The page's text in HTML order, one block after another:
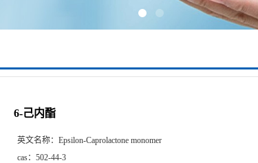
6-己内酯
英文名称： Epsilon-Caprolactone monomer
cas： 502-44-3